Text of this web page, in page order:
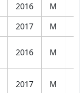
2016 M
2017 M
2016 M
2017 M